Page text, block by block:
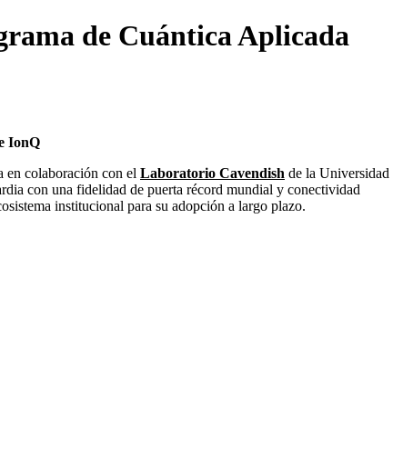
de Cuántica Aplicada
IonQ
en colaboración con el Laboratorio Cavendish de la Universidad
con una fidelidad de puerta récord mundial y conectividad
institucional para su adopción a largo plazo.